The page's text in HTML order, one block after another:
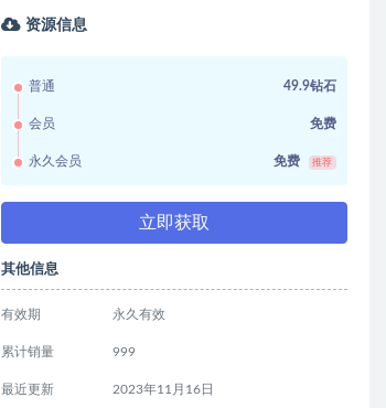
资源信息
普通 49.9钻石
会员 免费
永久会员 免费 推荐
立即获取
其他信息
有效期 永久有效
累计销量 999
最近更新 2023年11月16日